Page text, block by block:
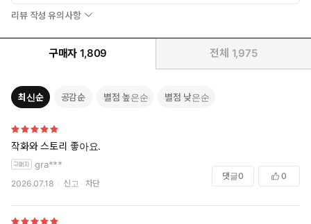
리뷰 작성 유의사항
구매자 1,809 전체 1,975
최신순 공감순 별점 높은순 별점 낮은순
작화와 스토리 좋아요.
gra***
2026.07.18 신고 차단
댓글0 0